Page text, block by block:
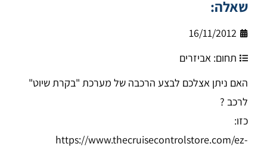
שאלה:
16/11/2012
תחום: אביזרים
האם ניתן אצלכם לבצע הרכבה של מערכת "בקרת שיוט"
לרכב ?
כזו:
https://www.thecruisecontrolstore.com/ez-